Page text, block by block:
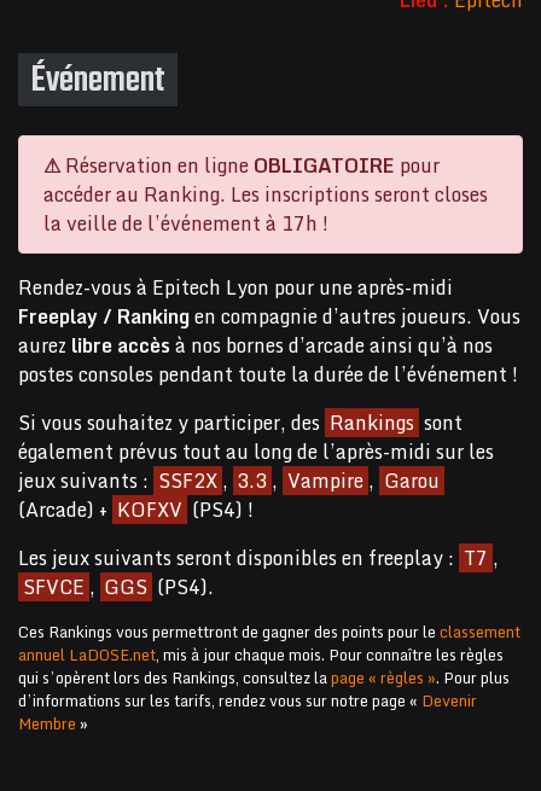
Événement
⚠Réservation en ligneOBLIGATOIRE pour
accéder au Ranking. Les inscriptions seront closes
la veille de l’événement à 17h !
Rendez-vous à Epitech Lyon pour une après-midi
Freeplay / Rankingen compagnie d’autres joueurs. Vous
aurez libre accèsà nos bornes d’arcade ainsi qu’à nos
postes consoles pendant toute la durée de l’événement !
Si vous souhaitez y participer, des Rankings sont
également prévus tout au long de l’après-midi sur les
jeux suivants : SSF2X, 3.3, Vampire, Garou
(Arcade) + KOFXV (PS4) !
Les jeux suivants seront disponibles en freeplay : T7 ,
SFVCE , GGS (PS4).
Ces Rankings vous permettront de gagner des points pour le classement
annuel LaDOSE.net, mis à jour chaque mois. Pour connaître les règles
qui s’opèrent lors des Rankings, consultez lapage « règles ». Pour plus
d’informations sur les tarifs, rendez vous sur notre page « Devenir
Membre »